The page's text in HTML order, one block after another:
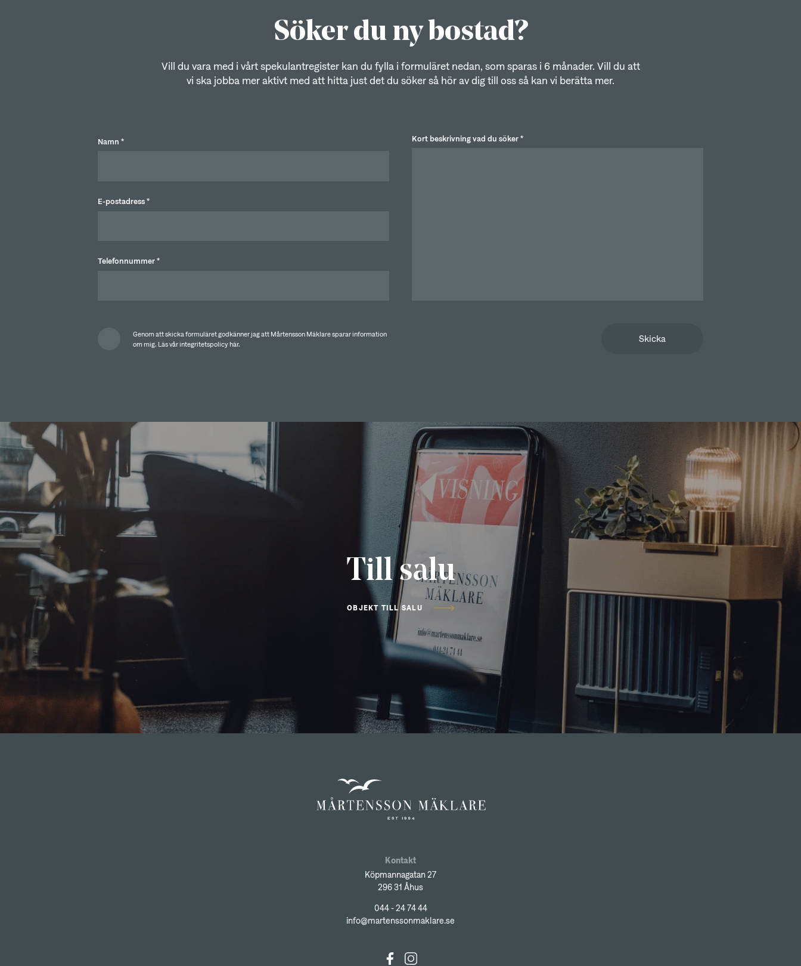
Söker du ny bostad?
Vill du vara med i vårt spekulantregister kan du fylla i formuläret nedan, som sparas i 6 månader. Vill du att
vi ska jobba mer aktivt med att hitta just det du söker så hör av dig till oss så kan vi berätta mer.
Namn *
E-postadress *
Telefonnummer *
Kort beskrivning vad du söker *
Genom att skicka formuläret godkänner jag att Mårtensson Mäklare sparar information
om mig. Läs vår integritetspolicy här. Skicka
Till salu
OBJEKT TILL SALU
Kontakt
Köpmannagatan 27
296 31 Åhus
044 - 24 74 44
info@martenssonmaklare.se